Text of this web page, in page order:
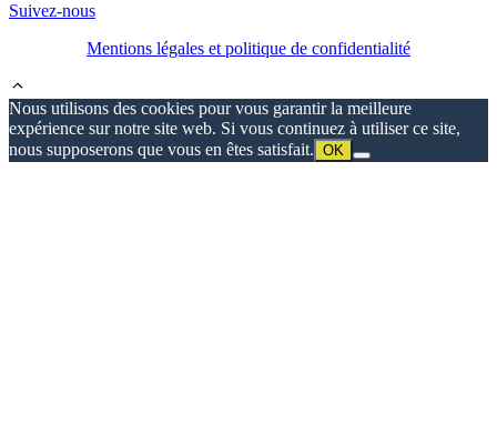
Suivez-nous
Mentions légales et politique de confidentialité
Nous utilisons des cookies pour vous garantir la meilleure
expérience sur notre site web. Si vous continuez à utiliser ce site,
nous supposerons que vous en êtes satisfait. OK